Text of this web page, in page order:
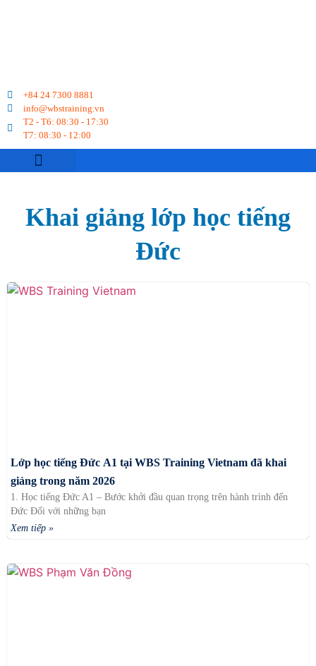
+84 24 7300 8881
info@wbstraining.vn
T2 - T6: 08:30 - 17:30
T7: 08:30 - 12:00
Khai giảng lớp học tiếng
Đức
Lớp học tiếng Đức A1 tại WBS Training Vietnam đã khai
giảng trong năm 2026
1. Học tiếng Đức A1 – Bước khởi đầu quan trọng trên hành trình đến
Đức Đối với những bạn
Xem tiếp »